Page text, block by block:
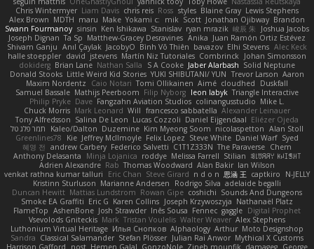
Chris Wintermyer Liam Davis chris reis Ross styles Blaine Gray Lewis Stephens
Alex Brown MDTH maru Make Yokami c: mik Scott Jonathan Ojibway Brandon
Swann Fourmanoy sinsin Ken Ishikawa Stanislav ryan mrazik 峻辰 朱
Joshua Jacobs
Joseph Dignan Ta Sp Matthew-Gracey Desravines Anika Juan Ramón Ortiz Estévez
Shivam Ganju Anıl Çaylak JacobyO Bình Võ Thiên bavazov Elhi Stevens Alec Keck
halle stoeppler david jstevens Martín Niz Tutoriales Combrinck Johan Simonsson
dokiderg Brian Lane Nathan Salla S A Cooke Jaber Alarbash Solid Neptune
Donald Stooks Little Weird Kid Stories YUKI SHIBUTANI/ YUN Trevor Larson Aaron
Maxim Nordentz
Caio Notari Tomi Ollikainen Aimé cloudhed
Duskfall
Samuel Bassale Mathijs Peerboom Filip Nyborg leon labyk Triangle Interactive
Philip Pryke Dave Fangzahn Aviation Studios colinangusstudio Mike L.
Chuck Morris Mark Leonard Will francesco sabbatella Alexander Leinauer
Tony Alfredsson Salina De Leon Lucas Cozzoli Daniel Eijgendaal Eliézer Ojeda
תמר פלג טל
Kaleo/Dalton Duzemine Kim Myeong Soom nicolaspetton Alan Stoll
Greenlines78
Kie Jeffrey McIlmoyle Felix Lopez Steve White Daniel Warf Syed
혜영 전 andrew Carbery Federico Salvetti C1T1Z333N The Paraverse Chem
Anthony Delasanta
Minja Lojanica roddye Melissa Farrell Stilian ꌃ꒒ꀎꋪꋪꌩ ꀘꈤꀤꁅꃅ꓄
Adrien Alexandre Rab Thomas Woodward Alan Bakir Ian Wilson
venkat rathna kumar talluri
Eric Chan Steve Girard n d o n 思涵 王 captkiro
N-JELLY
Kristinn Sturluson Marianne Andersen Rodrigo Silva adelaide begalli
Duncan Hewitt Mattias Lundstrom Rowan Gipe coshichi Sounds And Dungeons
Smoke EA Graffiti Eric G Karen Collins Joseph Krzywoszyja Nathanaël Platz
FlameTop AshenBone Josh Strawder Inês Sousa Fennec gaggle Digital Prophet
Vsevolods Gniteckis Mark Tristan Voulelis Walter Weaver Alex Stephens
Luthonium Virtual Heritage Илья Снопков Alphaology Arthur Moto Designshop
Sandra Classical Salamander Stefan Plösser Julian Rai Anwor Mythical X Customs